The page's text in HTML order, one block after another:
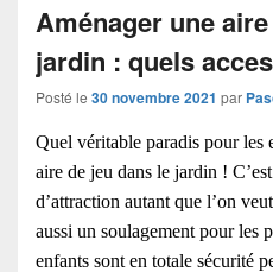
Aménager une
jardin : quels
Posté le 30 novembre 2021 par
Quel véritable paradis pour les
aire de jeu dans le jardin !
d’attraction autant que l’on
aussi un soulagement pour les
enfants sont en totale sécurité